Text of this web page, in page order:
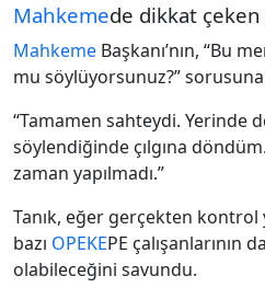
Mahkemede dikkat
Mahkeme Başkanı’nın, “Bu
mu söylüyorsunuz?” sorusuna
“Tamamen sahteydi. Yerinde
söylendiğinde çılgına
zaman yapılmadı.”
Tanık, eğer gerçekten kontrol
bazı OPEKEPE çalışanlarının
olabileceğini savundu.